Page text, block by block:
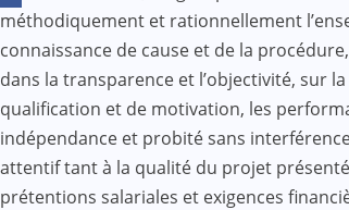
méthodiquement et rationnellement
connaissance de cause et de la
dans la transparence et l’objectivité, sur
qualification et de motivation, les
indépendance et probité sans
attentif tant à la qualité du projet
prétentions salariales et exigences